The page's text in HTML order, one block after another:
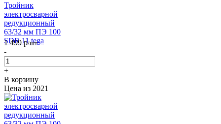
Тройник
электросварной
редукционный
63/32 мм ПЭ 100
SDR 11 tega
1 499р/шт
-
+
В корзину
Цена из 2021